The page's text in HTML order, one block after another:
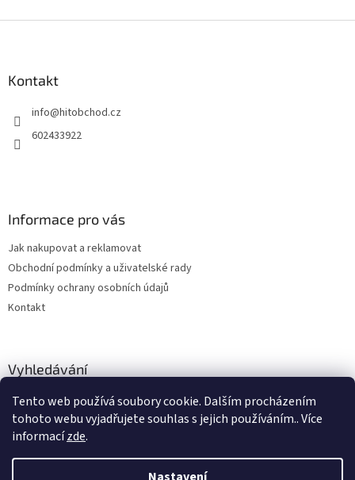
Tento web používá soubory cookie. Dalším procházením
tohoto webu vyjadřujete souhlas s jejich používáním.. Více
informacízde.
Kontakt
info@hitobchod.cz
602433922
Informace pro vás
Jak nakupovat a reklamovat
Obchodní podmínky a uživatelské rady
Podmínky ochrany osobních údajů
Kontakt
Vyhledávání
HLEDAT